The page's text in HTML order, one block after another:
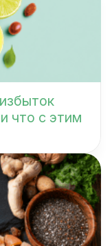
что с этим